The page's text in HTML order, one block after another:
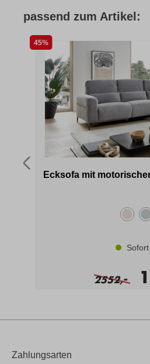
passend zum Artikel:
45%
Ecksofa mit
2552,-
Zahlungsarten